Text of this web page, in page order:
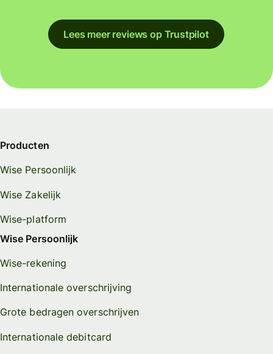
Lees meer reviews op Trustpilot
Producten
Wise Persoonlijk
Wise Zakelijk
Wise-platform
Wise Persoonlijk
Wise-rekening
Internationale overschrijving
Grote bedragen overschrijven
Internationale debitcard